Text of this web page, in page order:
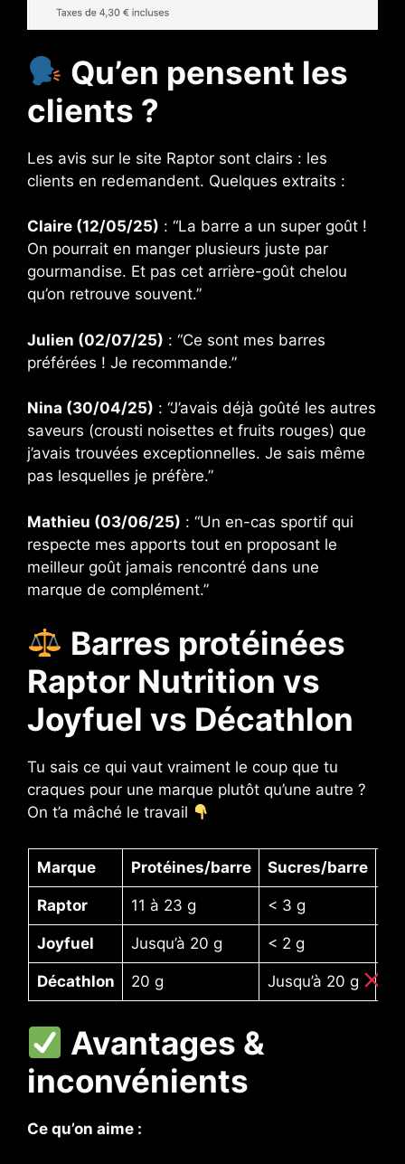
Qu’en pensent les
clients ?
Les avis sur le site Raptor sont clairs : les
clients en redemandent. Quelques extraits :
Claire (12/05/25) : “La barre a un super goût !
On pourrait en manger plusieurs juste par
gourmandise. Et pas cet arrière-goût chelou
qu’on retrouve souvent.”
Julien (02/07/25) : “Ce sont mes barres
préférées ! Je recommande.”
Nina (30/04/25) : “J’avais déjà goûté les autres
saveurs (crousti noisettes et fruits rouges) que
j’avais trouvées exceptionnelles. Je sais même
pas lesquelles je préfère.”
Mathieu (03/06/25) : “Un en-cas sportif qui
respecte mes apports tout en proposant le
meilleur goût jamais rencontré dans une
marque de complément.”
Barres protéinées
Raptor Nutrition vs
Joyfuel vs Décathlon
Tu sais ce qui vaut vraiment le coup que tu
craques pour une marque plutôt qu’une autre ?
On t’a mâché le travail
Marque Protéines/barre Sucres/barre
Raptor 11 à 23 g < 3 g
Joyfuel Jusqu’à 20 g < 2 g
Décathlon 20 g Jusqu’à 20 g
Avantages &
inconvénients
Ce qu’on aime :